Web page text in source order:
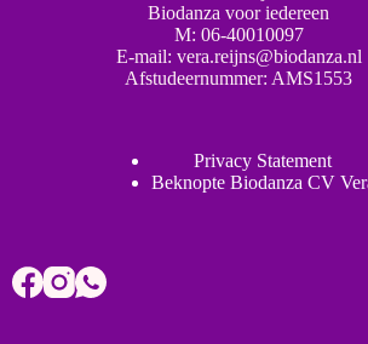
Biodanza voor iedereen
M: 06-40010097
E-mail: vera.reijns@biodanza.nl
Afstudeernummer: AMS1553
Privacy Statement
Beknopte Biodanza CV